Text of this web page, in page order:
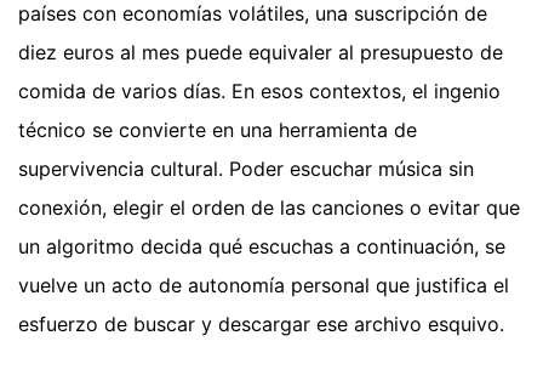
países con economías volátiles, una suscripción de
diez euros al mes puede equivaler al presupuesto de
comida de varios días. En esos contextos, el ingenio
técnico se convierte en una herramienta de
supervivencia cultural. Poder escuchar música sin
conexión, elegir el orden de las canciones o evitar que
un algoritmo decida qué escuchas a continuación, se
vuelve un acto de autonomía personal que justifica el
esfuerzo de buscar y descargar ese archivo esquivo.